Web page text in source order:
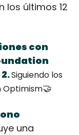
los últimos 12
con
.Siguiendo los
Optimism🤝
una